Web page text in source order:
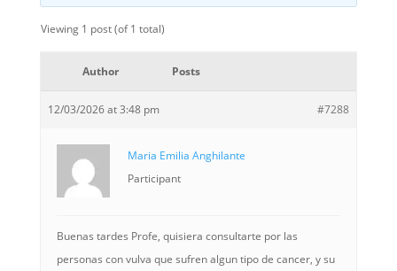
Viewing 1 post (of 1 total)
Author Posts
12/03/2026 at 3:48 pm #7288
Maria Emilia Anghilante
Participant
Buenas tardes Profe, quisiera consultarte por las
personas con vulva que sufren algun tipo de cancer, y su